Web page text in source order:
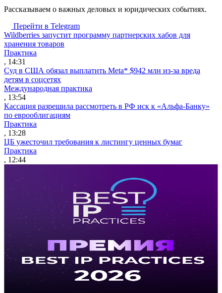
Рассказываем о важных деловых и юридических событиях.
Перейти в Telegram
Wildberries запустит программу партнерских хабов для
хранения товаров
Практика
, 14:31
Суд в США обязал выплатить Meta* $942 млн из-за вреда
детям в соцсетях
Международная практика
, 13:54
Кассация разрешила рассмотреть в РФ иск к «Альфа-Банку»
по еврооблигациям
Практика
, 13:28
ЦБ ужесточил требования к листингу ценных бумаг
Практика
, 12:44